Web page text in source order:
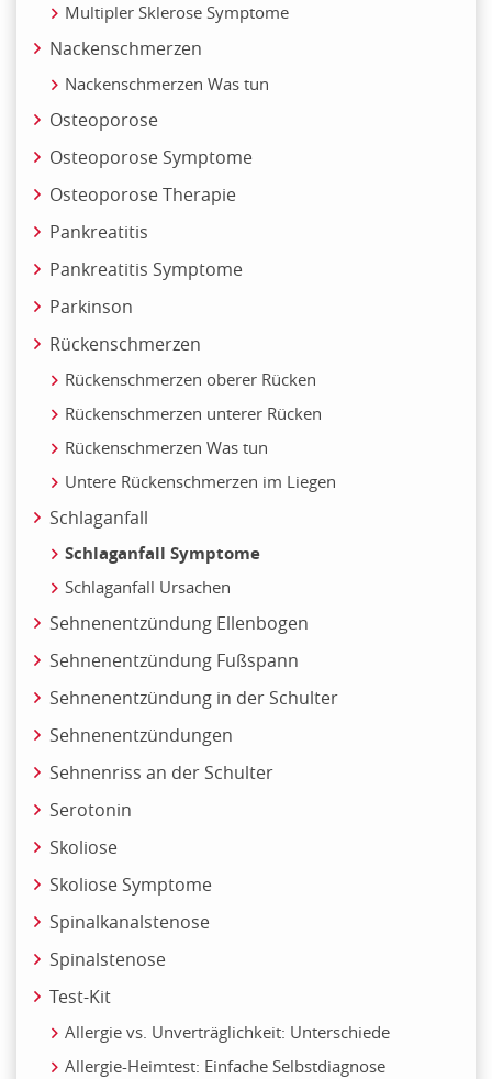
Multipler Sklerose Symptome
Nackenschmerzen
Nackenschmerzen Was tun
Osteoporose
Osteoporose Symptome
Osteoporose Therapie
Pankreatitis
Pankreatitis Symptome
Parkinson
Rückenschmerzen
Rückenschmerzen oberer Rücken
Rückenschmerzen unterer Rücken
Rückenschmerzen Was tun
Untere Rückenschmerzen im Liegen
Schlaganfall
Schlaganfall Symptome
Schlaganfall Ursachen
Sehnenentzündung Ellenbogen
Sehnenentzündung Fußspann
Sehnenentzündung in der Schulter
Sehnenentzündungen
Sehnenriss an der Schulter
Serotonin
Skoliose
Skoliose Symptome
Spinalkanalstenose
Spinalstenose
Test-Kit
Allergie vs. Unverträglichkeit: Unterschiede
Allergie-Heimtest: Einfache Selbstdiagnose